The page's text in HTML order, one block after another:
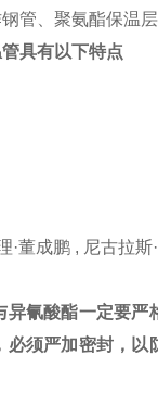
管、聚氨酯保温
具有以下特点
·董成鹏 , 尼古拉斯
氰酸酯一定要
须严加密封，以